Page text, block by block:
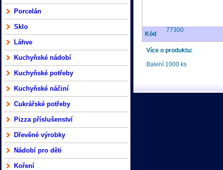
Porcelán
Sklo
Láhve
Kuchyňské nádobí
Kuchyňské potřeby
Kuchyňské náčiní
Cukrářské potřeby
Pizza příslušenství
Dřevěné výrobky
Nádobí pro děti
Koření
Kód
77300
Více o produktu:
Balení 1000 ks